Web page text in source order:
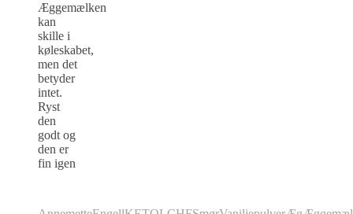
Æggemælken
kan
skille i
køleskabet,
men det
betyder
intet.
Ryst
den
godt og
den er
fin igen